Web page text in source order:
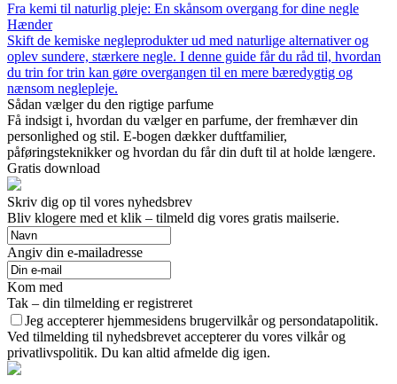
Fra kemi til naturlig pleje: En skånsom overgang for dine negle
Hænder
Skift de kemiske negleprodukter ud med naturlige alternativer og
oplev sundere, stærkere negle. I denne guide får du råd til, hvordan
du trin for trin kan gøre overgangen til en mere bæredygtig og
nænsom neglepleje.
Sådan vælger du den rigtige parfume
Få indsigt i, hvordan du vælger en parfume, der fremhæver din
personlighed og stil. E-bogen dækker duftfamilier,
påføringsteknikker og hvordan du får din duft til at holde længere.
Gratis download
Skriv dig op til vores nyhedsbrev
Bliv klogere med et klik – tilmeld dig vores gratis mailserie.
Angiv din e-mailadresse
Kom med
Tak – din tilmelding er registreret
Jeg accepterer hjemmesidens brugervilkår og persondatapolitik.
Ved tilmelding til nyhedsbrevet accepterer du vores vilkår og
privatlivspolitik. Du kan altid afmelde dig igen.